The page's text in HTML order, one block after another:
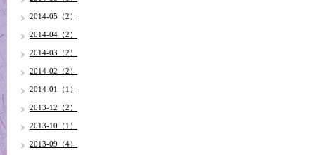
2014-05（2）
2014-04（2）
2014-03（2）
2014-02（2）
2014-01（1）
2013-12（2）
2013-10（1）
2013-09（4）